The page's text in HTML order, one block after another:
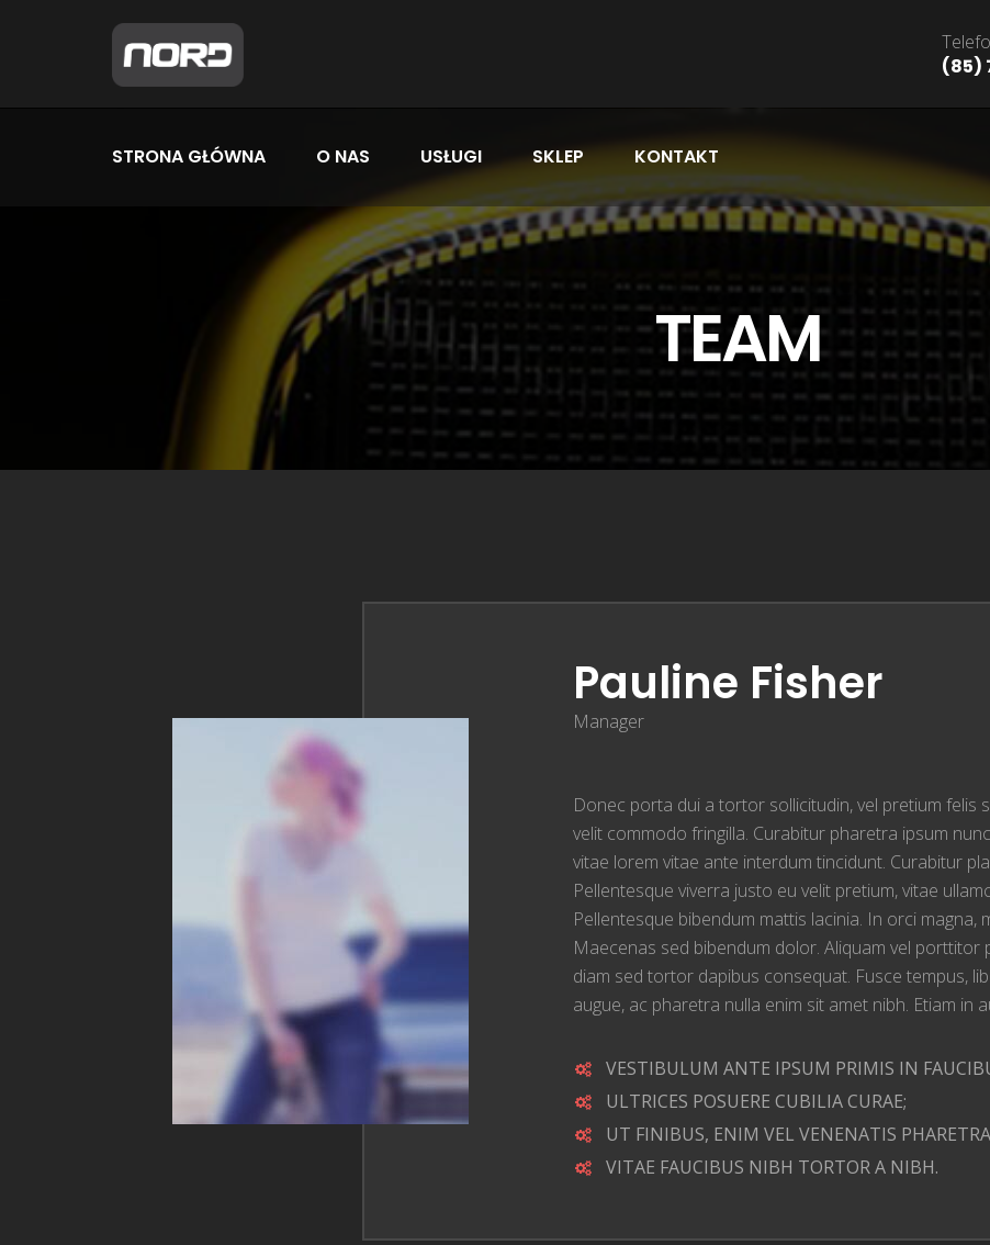
(85)
STRONA GŁÓWNA O NAS USŁUGI SKLEP KONTAKT
TEAM
Pauline Fisher
Manager
Donec porta dui a tortor sollicitudin, vel pretium felis
velit commodo fringilla. Curabitur pharetra ipsum
vitae lorem vitae ante interdum tincidunt. Curabitur
Pellentesque viverra justo eu velit pretium, vitae
Pellentesque bibendum mattis lacinia. In orci magna,
Maecenas sed bibendum dolor. Aliquam vel porttitor
diam sed tortor dapibus consequat. Fusce tempus,
augue, ac pharetra nulla enim sit amet nibh. Etiam in
VESTIBULUM ANTE IPSUM PRIMIS IN
ULTRICES POSUERE CUBILIA CURAE;
UT FINIBUS, ENIM VEL VENENATIS
VITAE FAUCIBUS NIBH TORTOR A NIBH.